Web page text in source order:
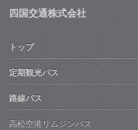
四国交通株式会社
トップ
定期観光バス
路線バス
高松空港リムジンバス